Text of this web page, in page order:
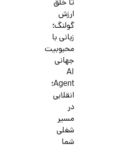
تا خلق
ارزش
گولنگ؛
زبانی با
محبوبیت
جهانی
AI
Agent؛
انقلابی
در
مسیر
شغلی